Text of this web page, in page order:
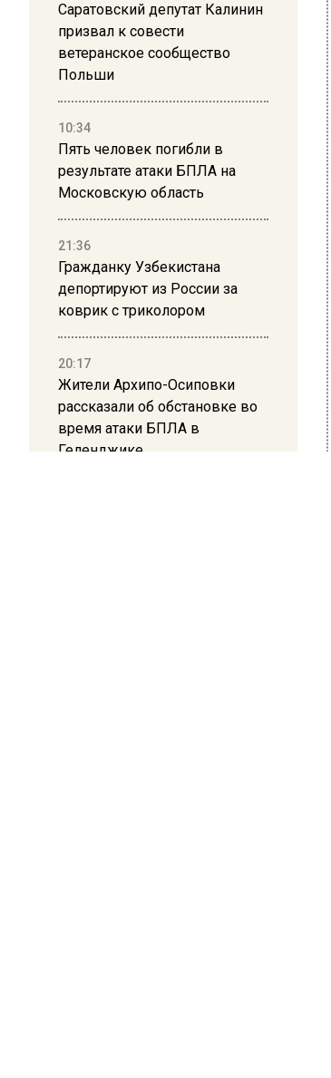
Саратовский депутат Калинин
призвал к совести
ветеранское сообщество
Польши
10:34
Пять человек погибли в
результате атаки БПЛА на
Московскую область
21:36
Гражданку Узбекистана
депортируют из России за
коврик с триколором
20:17
Жители Архипо-Осиповки
рассказали об обстановке во
время атаки БПЛА в
Геленджике